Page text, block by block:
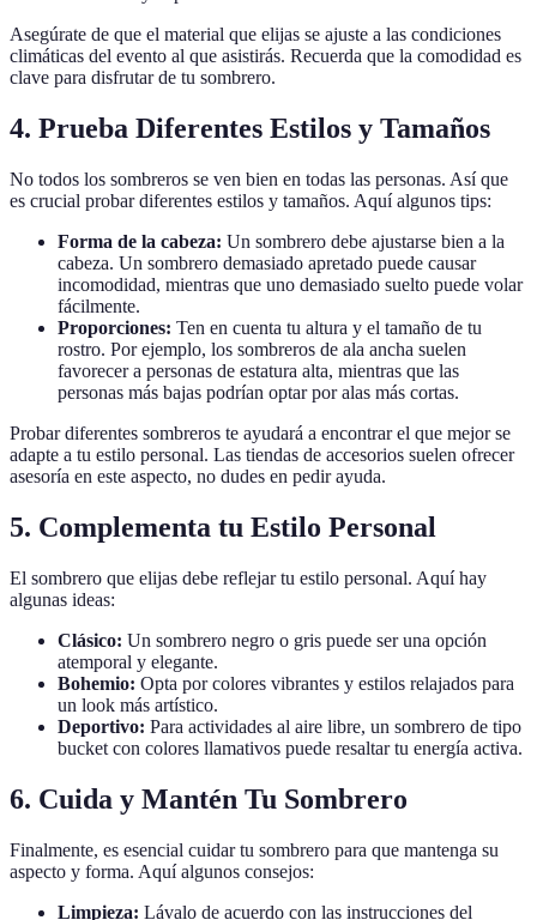
Asegúrate de que el material que elijas se ajuste a las condiciones
climáticas del evento al que asistirás. Recuerda que la comodidad es
clave para disfrutar de tu sombrero.
4. Prueba Diferentes Estilos y Tamaños
No todos los sombreros se ven bien en todas las personas. Así que
es crucial probar diferentes estilos y tamaños. Aquí algunos tips:
Forma de la cabeza: Un sombrero debe ajustarse bien a la
cabeza. Un sombrero demasiado apretado puede causar
incomodidad, mientras que uno demasiado suelto puede volar
fácilmente.
Proporciones: Ten en cuenta tu altura y el tamaño de tu
rostro. Por ejemplo, los sombreros de ala ancha suelen
favorecer a personas de estatura alta, mientras que las
personas más bajas podrían optar por alas más cortas.
Probar diferentes sombreros te ayudará a encontrar el que mejor se
adapte a tu estilo personal. Las tiendas de accesorios suelen ofrecer
asesoría en este aspecto, no dudes en pedir ayuda.
5. Complementa tu Estilo Personal
El sombrero que elijas debe reflejar tu estilo personal. Aquí hay
algunas ideas:
Clásico: Un sombrero negro o gris puede ser una opción
atemporal y elegante.
Bohemio: Opta por colores vibrantes y estilos relajados para
un look más artístico.
Deportivo: Para actividades al aire libre, un sombrero de tipo
bucket con colores llamativos puede resaltar tu energía activa.
6. Cuida y Mantén Tu Sombrero
Finalmente, es esencial cuidar tu sombrero para que mantenga su
aspecto y forma. Aquí algunos consejos:
Limpieza: Lávalo de acuerdo con las instrucciones del